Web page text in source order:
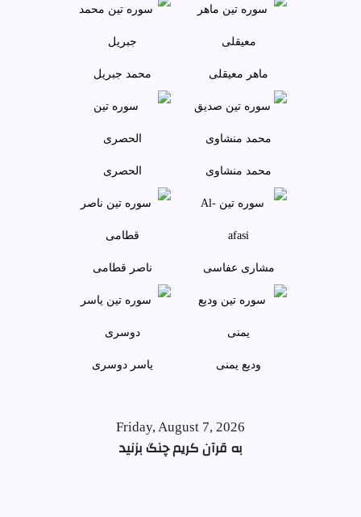
ماهر معيقلی محمد جبريل
محمد منشاوی الحصری
مشاری عفاسی ناصر قطامی
وديع يمنی ياسر دوسری
Friday, August 7, 2026
به قرآن کریم چنگ بزنید